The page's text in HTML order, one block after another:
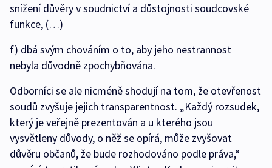
snížení důvěry v soudnictví a důstojnosti soudcovské
funkce, (…)
f) dbá svým chováním o to, aby jeho nestrannost
nebyla důvodně zpochybňována.
Odborníci se ale nicméně shodují na tom, že otevřenost
soudů zvyšuje jejich transparentnost. „Každý rozsudek,
který je veřejně prezentován a u kterého jsou
vysvětleny důvody, o něž se opírá, může zvyšovat
důvěru občanů, že bude rozhodováno podle práva,“